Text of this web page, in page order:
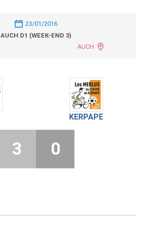
23/01/2016
AUCH D1 (WEEK-END 3)
AUCH
KERPAPE
3 0